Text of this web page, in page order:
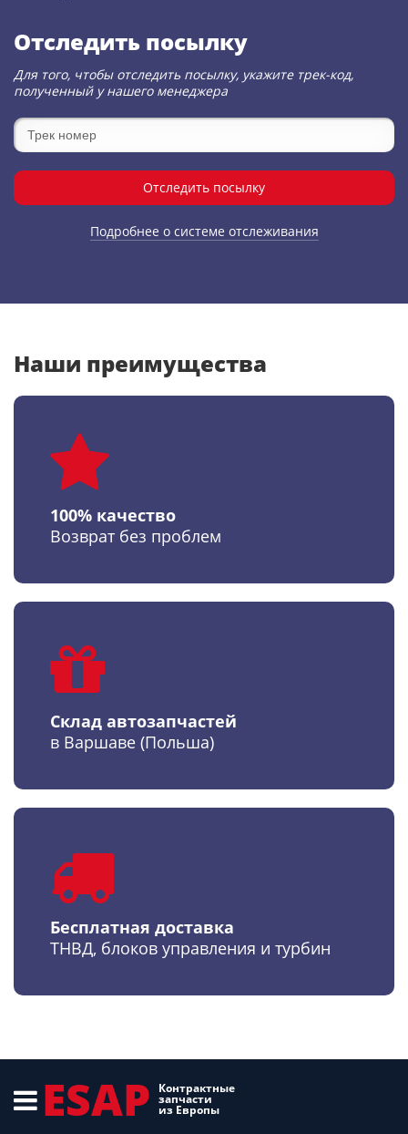
Отследить посылку
Для того, чтобы отследить посылку, укажите трек-код,
полученный у нашего менеджера
Отследить посылку
Подробнее о системе отслеживания
Наши преимущества
100% качество
Возврат без проблем
Склад автозапчастей
в Варшаве (Польша)
Бесплатная доставка
ТНВД, блоков управления и турбин
ESAP Контрактные
запчасти
из Европы